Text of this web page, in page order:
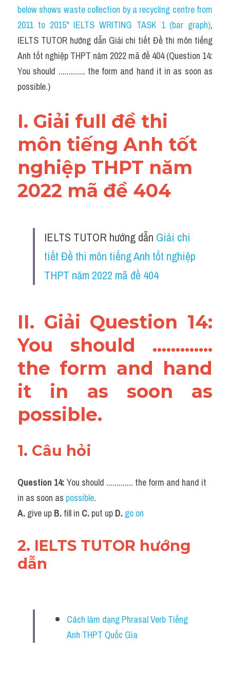
Idiom
Grammar
Collocation
Word form
Phân biệt từ
Đề thi thật Task 2
Speaking
Writing
Vocabulary
below shows waste collection by a recycling centre from
2011 to 2015" IELTS WRITING TASK 1 (bar graph),
IELTS TUTOR hướng dẫn Giải chi tiết Đề thi môn tiếng
Anh tốt nghiệp THPT năm 2022 mã đề 404 (Question 14:
You should ............. the form and hand it in as soon as
possible.)
I. Giải full đề thi
môn tiếng Anh tốt
nghiệp THPT năm
2022 mã đề 404
IELTS TUTOR hướng dẫn Giải chi
tiết Đề thi môn tiếng Anh tốt nghiệp
THPT năm 2022 mã đề 404
II. Giải Question 14:
You should .............
the form and hand
it in as soon as
possible.
1. Câu hỏi
Question 14: You should ............. the form and hand it
in as soon as possible.
A. give up B. fill in C. put up D. go on
2. IELTS TUTOR hướng
dẫn
Cách làm dạng Phrasal Verb Tiếng
Anh THPT Quốc Gia